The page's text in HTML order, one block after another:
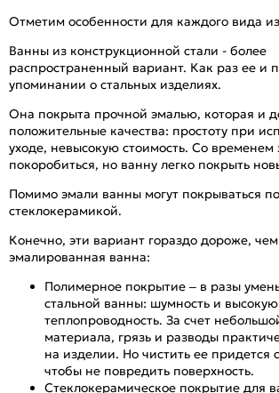
Отметим особенности для каждого вида
Ванны из конструкционной стали - более
распространенный вариант. Как раз ее и
упоминании о стальных изделиях.
Она покрыта прочной эмалью, которая и
положительные качества: простоту при
уходе, невысокую стоимость. Со временем
покоробиться, но ванну легко покрыть
Помимо эмали ванны могут покрываться
стеклокерамикой.
Конечно, эти вариант гораздо дороже,
эмалированная ванна:
Полимерное покрытие – в разы
стальной ванны: шумность и высокую
теплопроводность. За счет
материала, грязь и разводы
на изделии. Но чистить ее придется
чтобы не повредить поверхность.
Стеклокерамическое покрытие для